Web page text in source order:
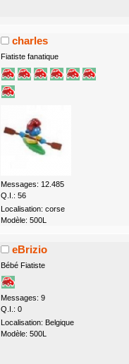
charles
Fiatiste fanatique
Messages: 12.485
Q.I.: 56
Localisation: corse
Modèle: 500L
eBrizio
Bébé Fiatiste
Messages: 9
Q.I.: 0
Localisation: Belgique
Modèle: 500L